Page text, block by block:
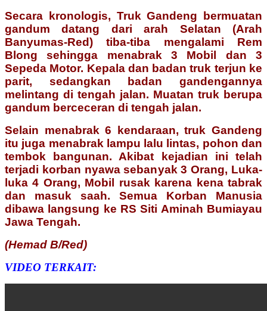
Secara kronologis, Truk Gandeng bermuatan
gandum datang dari arah Selatan (Arah
Banyumas-Red) tiba-tiba mengalami Rem
Blong sehingga menabrak 3 Mobil dan 3
Sepeda Motor. Kepala dan badan truk terjun ke
parit, sedangkan badan gandengannya
melintang di tengah jalan. Muatan truk berupa
gandum berceceran di tengah jalan.
Selain menabrak 6 kendaraan, truk Gandeng
itu juga menabrak lampu lalu lintas, pohon dan
tembok bangunan. Akibat kejadian ini telah
terjadi korban nyawa sebanyak 3 Orang, Luka-
luka 4 Orang, Mobil rusak karena kena tabrak
dan masuk saah. Semua Korban Manusia
dibawa langsung ke RS Siti Aminah Bumiayau
Jawa Tengah.
(Hemad B/Red)
VIDEO TERKAIT: